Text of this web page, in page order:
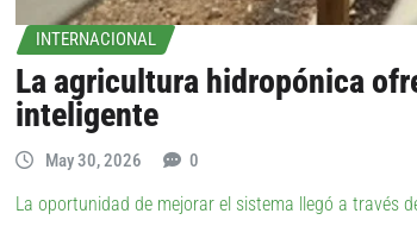
INTERNACIONAL
La agricultura hidropónica
inteligente
May 30, 2026 0
La oportunidad de mejorar el sistema llegó a través